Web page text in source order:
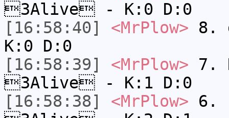
3Alive - K:0 D:0
[16:58:40]
<MrPlow> 8.
K:0 D:0
[16:58:39]
<MrPlow> 7.
3Alive - K:1 D:0
[16:58:38]
<MrPlow> 6.